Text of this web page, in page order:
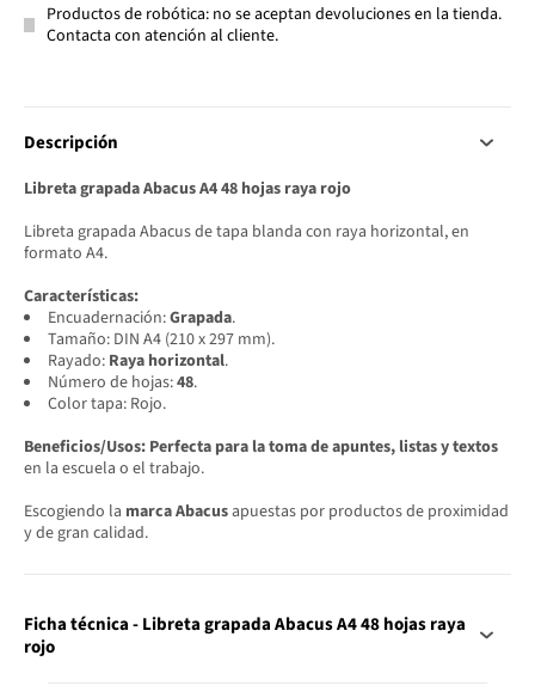
Productos de robótica: no se aceptan devoluciones en la tienda.
Contacta con atención al cliente.
Descripción
Libreta grapada Abacus A4 48 hojas raya rojo
Libreta grapada Abacus de tapa blanda con raya horizontal, en
formato A4.
Características:
Encuadernación:Grapada.
Tamaño: DIN A4 (210 x 297 mm).
Rayado: Raya horizontal.
Número de hojas:48.
Color tapa: Rojo.
Beneficios/Usos: Perfecta para la toma de apuntes, listas y textos
en la escuela o el trabajo.
Escogiendo la marca Abacusapuestas por productos de proximidad
y de gran calidad.
Ficha técnica - Libreta grapada Abacus A4 48 hojas raya
rojo